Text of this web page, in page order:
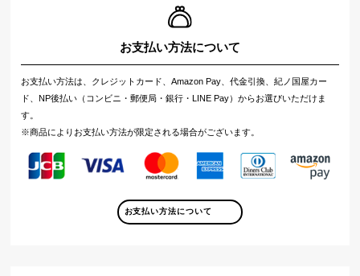
お支払い方法について
お支払い方法は、クレジットカード、Amazon Pay、代金引換、紀ノ国屋カー
ド、NP後払い（コンビニ・郵便局・銀行・LINE Pay）からお選びいただけま
す。
※商品によりお支払い方法が限定される場合がございます。
お支払い方法について